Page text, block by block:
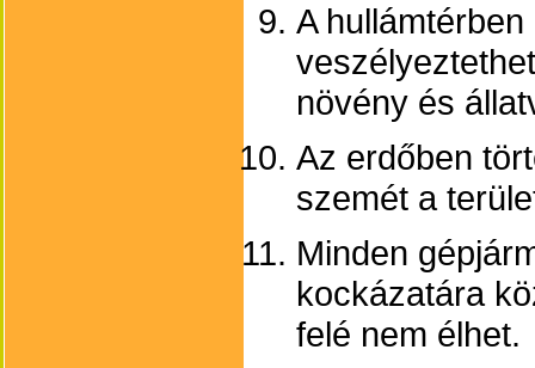
A
növény és
Az erdőben
szemét a
Minden
kockázatára
felé nem élhet.